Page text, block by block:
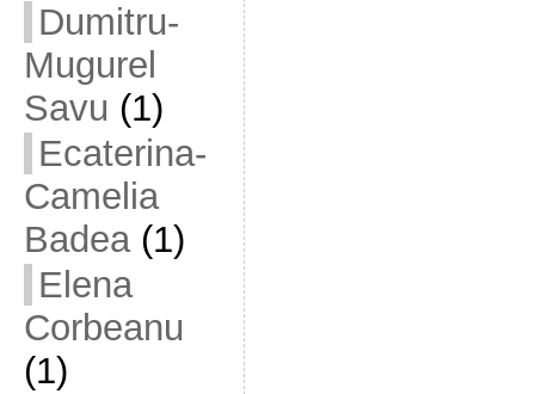
Dumitru-
Mugurel
Savu (1)
Ecaterina-
Camelia
Badea(1)
Elena
Corbeanu
(1)